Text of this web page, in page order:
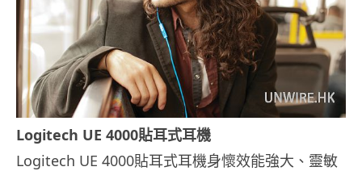
Logitech UE 4000貼耳式耳機
Logitech UE 4000貼耳式耳機身懷效能強大、靈敏